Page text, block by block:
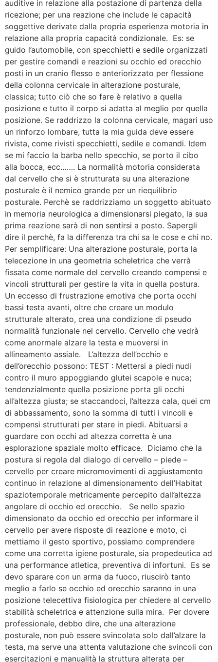
auditive in relazione alla postazione di partenza della
ricezione; per una reazione che include le capacità
soggettive derivate dalla propria esperienza motoria in
relazione alla propria capacità condizionale. Es: se
guido l’automobile, con specchietti e sedile organizzati
per gestire comandi e reazioni su occhio ed orecchio
posti in un cranio flesso e anteriorizzato per flessione
della colonna cervicale in alterazione posturale,
classica; tutto ciò che so fare è relativo a quella
posizione e tutto il corpo si adatta al meglio per quella
posizione. Se raddrizzo la colonna cervicale, magari uso
un rinforzo lombare, tutta la mia guida deve essere
rivista, come rivisti specchietti, sedile e comandi. Idem
se mi faccio la barba nello specchio, se porto il cibo
alla bocca, ecc……. La normalità motoria considerata
dal cervello che si è strutturata su una alterazione
posturale è il nemico grande per un riequilibrio
posturale. Perchè se raddrizziamo un soggetto abituato
in memoria neurologica a dimensionarsi piegato, la sua
prima reazione sarà di non sentirsi a posto. Sapergli
dire il perchè, fa la differenza tra chi sa le cose e chi no.
Per semplificare: Una alterazione posturale, porta la
telecezione in una geometria scheletrica che verrà
fissata come normale del cervello creando compensi e
vincoli strutturali per gestire la vita in quella postura.
Un eccesso di frustrazione emotiva che porta occhi
bassi testa avanti, oltre che creare un modulo
strutturale alterato, crea una condizione di pseudo
normalità funzionale nel cervello. Cervello che vedrà
come anormale alzare la testa e muoversi in
allineamento assiale. L’altezza dell’occhio e
dell’orecchio possono: TEST : Mettersi a piedi nudi
contro il muro appoggiando glutei scapole e nuca;
tendenzialmente quella posizione porta gli occhi
all’altezza giusta; se staccandoci, l’altezza cala, quei cm
di abbassamento, sono la somma di tutti i vincoli e
compensi strutturati per stare in piedi. Abituarsi a
guardare con occhi ad altezza corretta è una
esplorazione spaziale molto efficace. Diciamo che la
postura si regola dal dialogo di cervello – piede –
cervello per creare micromovimenti di aggiustamento
continuo in relazione al dimensionamento dell’Habitat
spaziotemporale metricamente percepito dall’altezza
angolare di occhio ed orecchio. Se nello spazio
dimensionato da occhio ed orecchio per informare il
cervello per avere risposte di reazione e moto, ci
mettiamo il gesto sportivo, possiamo comprendere
come una corretta igiene posturale, sia propedeutica ad
una performance atletica, preventiva di infortuni. Es se
devo sparare con un arma da fuoco, riuscirò tanto
meglio a farlo se occhio ed orecchio saranno in una
posizione telecettiva fisiologica per chiedere al cervello
stabilità scheletrica e attenzione sulla mira. Per dovere
professionale, debbo dire, che una alterazione
posturale, non può essere svincolata solo dall’alzare la
testa, ma serve una attenta valutazione che svincoli con
esercitazioni e manualità la struttura alterata per